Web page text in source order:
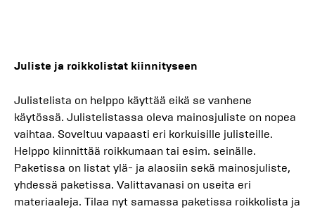
Juliste ja roikkolistat kiinnityseen
Julistelista on helppo käyttää eikä se vanhene
käytössä. Julistelistassa oleva mainosjuliste on nopea
vaihtaa. Soveltuu vapaasti eri korkuisille julisteille.
Helppo kiinnittää roikkumaan tai esim. seinälle.
Paketissa on listat ylä- ja alaosiin sekä mainosjuliste,
yhdessä paketissa. Valittavanasi on useita eri
materiaaleja. Tilaa nyt samassa paketissa roikkolista ja